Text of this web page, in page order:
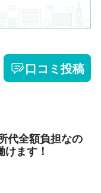
口コミ投稿
代全額負担なの
ます！